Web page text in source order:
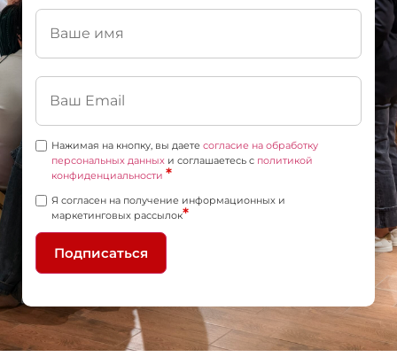
Нажимая на кнопку, вы даете согласие на обработку
персональных данных и соглашаетесь c политикой
конфиденциальности *
Я согласен на получение информационных и
маркетинговых рассылок*
Подписаться